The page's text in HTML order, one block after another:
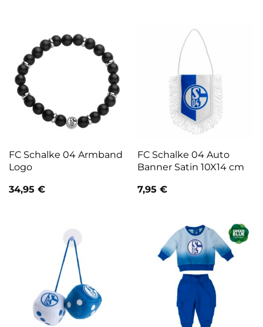
FC Schalke 04 Armband
Logo
34,95 €
FC Schalke 04 Auto
Banner Satin 10X14 cm
7,95 €